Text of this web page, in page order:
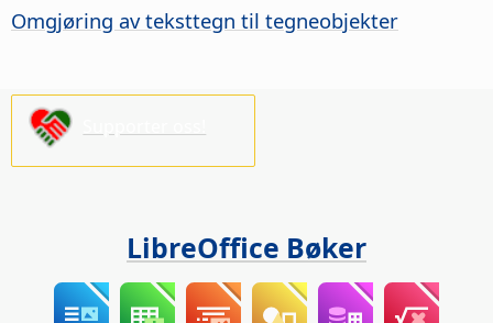
Omgjøring av teksttegn til tegneobjekter
LibreOffice Bøker